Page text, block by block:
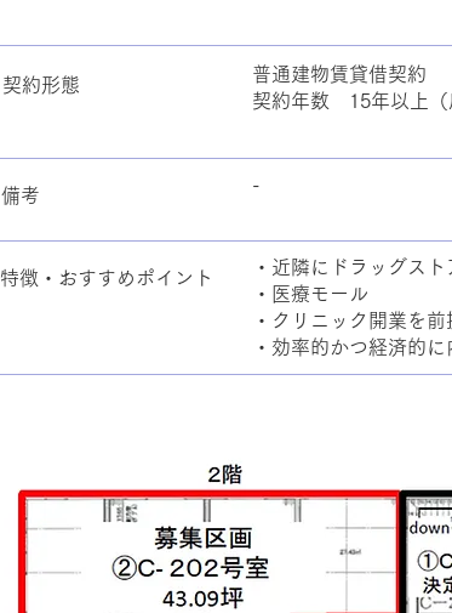
契約形態
普通建物賃貸借契約
契約年数 15年以上（
備考
-
特徴・おすすめポイント
・近隣にドラッグス
・医療モール
・クリニック開業を
・効率的かつ経済的